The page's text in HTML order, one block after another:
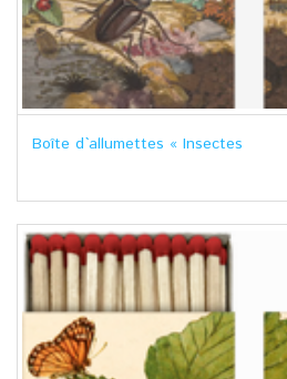
Boîte d`allumettes « Insectes